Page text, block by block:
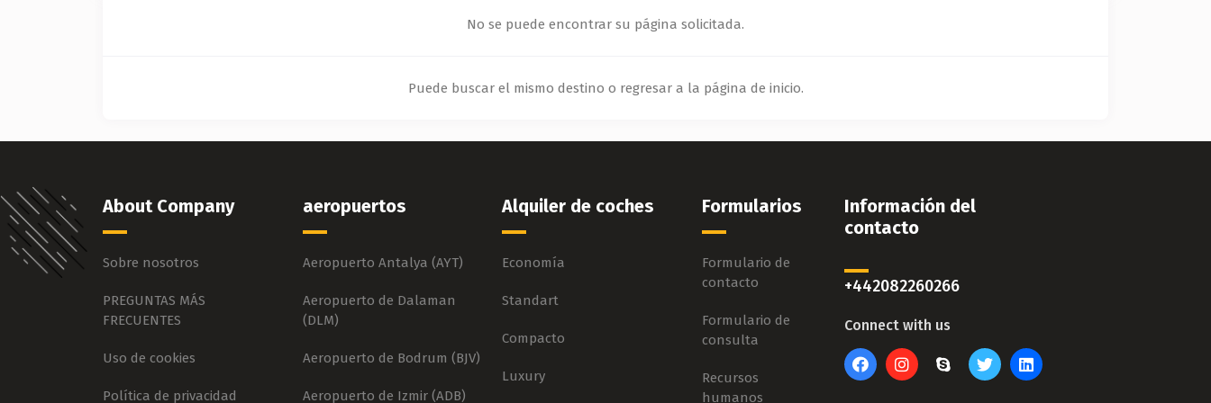
No se puede encontrar su página solicitada.
Puede buscar el mismo destino o regresar a la página de inicio.
About Company
Sobre nosotros
PREGUNTAS MÁS
FRECUENTES
Uso de cookies
Política de privacidad
aeropuertos
Aeropuerto Antalya (AYT)
Aeropuerto de Dalaman
(DLM)
Aeropuerto de Bodrum (BJV)
Aeropuerto de Izmir (ADB)
Alquiler de coches
Economía
Standart
Compacto
Luxury
Formularios
Formulario de
contacto
Formulario de
consulta
Recursos
humanos
Información del
contacto
+442082260266
Connect with us